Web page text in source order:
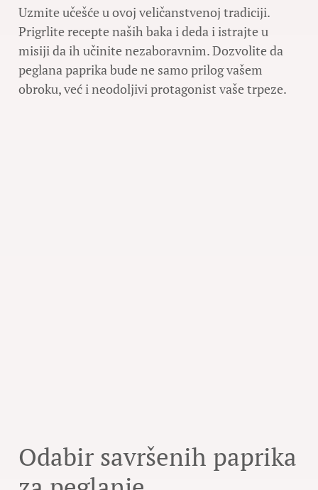
Uzmite učešće u ovoj veličanstvenoj tradiciji.
Prigrlite recepte naših baka i deda i istrajte u
misiji da ih učinite nezaboravnim. Dozvolite da
peglana paprika bude ne samo prilog vašem
obroku, već i neodoljivi protagonist vaše trpeze.
Odabir savršenih paprika